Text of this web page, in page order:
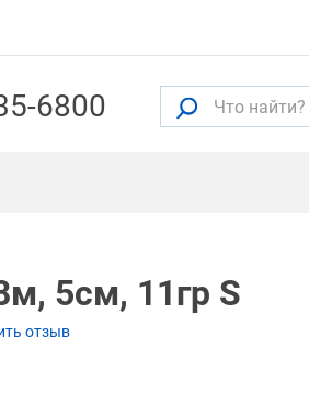
6800
5см, 11гр S
отзыв